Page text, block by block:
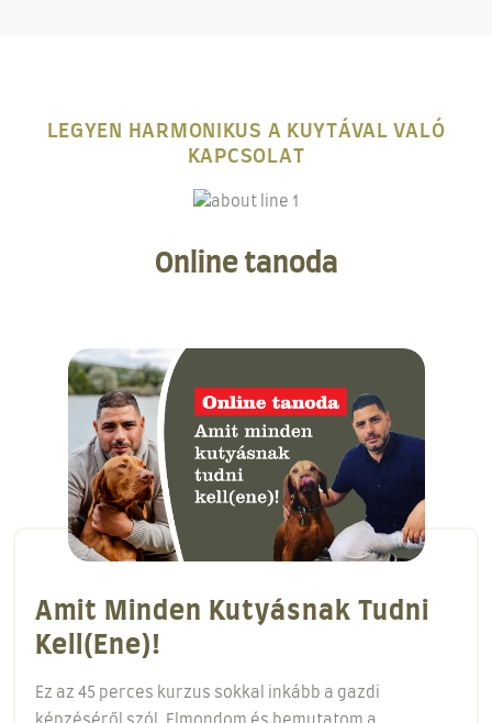
LEGYEN HARMONIKUS A KUYTÁVAL VALÓ
KAPCSOLAT
Online tanoda
A Behívás Alapjai!
Minden képzés első lépése a behívás tanítása! A
behívás alapjai című kurzus egy 18 perces videós
anyag.